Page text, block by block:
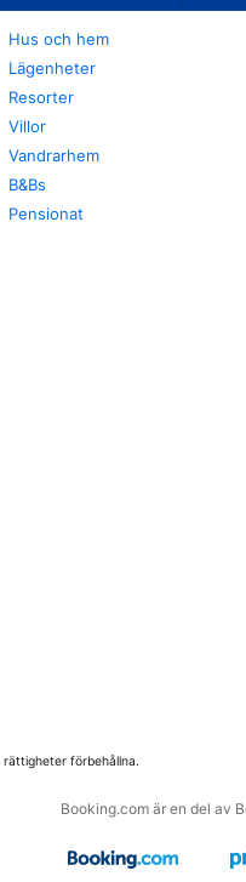
Hus och hem
Lägenheter
Resorter
Villor
Vandrarhem
B&Bs
Pensionat
förbehållna.
Booking.com är en del av